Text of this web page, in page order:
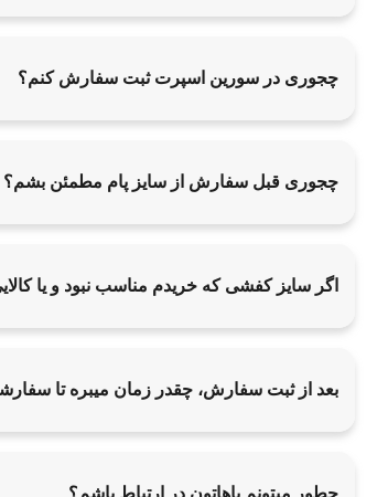
چجوری در سورین اسپرت ثبت سفارش کنم؟
چجوری قبل سفارش از سایز پام مطمئن بشم؟
اگر سایز کفشی که خریدم مناسب نبود و یا
بعد از ثبت سفارش، چقدر زمان میبره تا